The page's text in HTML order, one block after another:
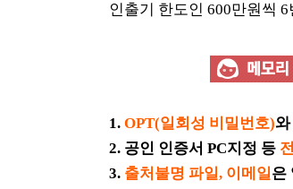
인출기 한도인 600만원씩
1. OPT(일회성 비밀번호)와
2. 공인 인증서 PC지정 등
3. 출처불명 파일, 이메일은